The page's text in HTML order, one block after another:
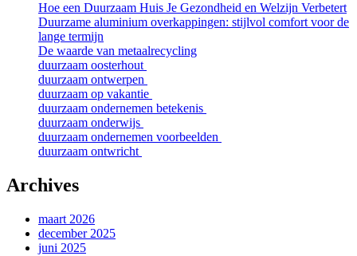
Hoe een Duurzaam Huis Je Gezondheid en Welzijn Verbetert
Duurzame aluminium overkappingen: stijlvol comfort voor de
lange termijn
De waarde van metaalrecycling
duurzaam oosterhout
duurzaam ontwerpen
duurzaam op vakantie
duurzaam ondernemen betekenis
duurzaam onderwijs
duurzaam ondernemen voorbeelden
duurzaam ontwricht
Archives
maart 2026
december 2025
juni 2025